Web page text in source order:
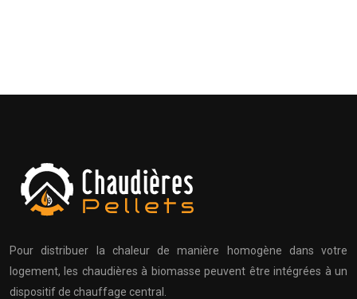
Pour distribuer la chaleur de manière homogène dans votre
logement, les chaudières à biomasse peuvent être intégrées à un
dispositif de chauffage central.